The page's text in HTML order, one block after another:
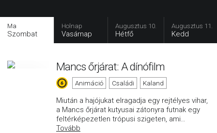
Ma
Szombat
Holnap
Vasárnap
Augusztus 10.
Hétfő
Augusztus 11.
Kedd
Mancs őrjárat: A dínófilm
Animáció Családi Kaland
Miután a hajójukat elragadja egy rejtélyes vihar,
a Mancs őrjárat kutyusai zátonyra futnak egy
feltérképezetlen trópusi szigeten, ami…
Tovább